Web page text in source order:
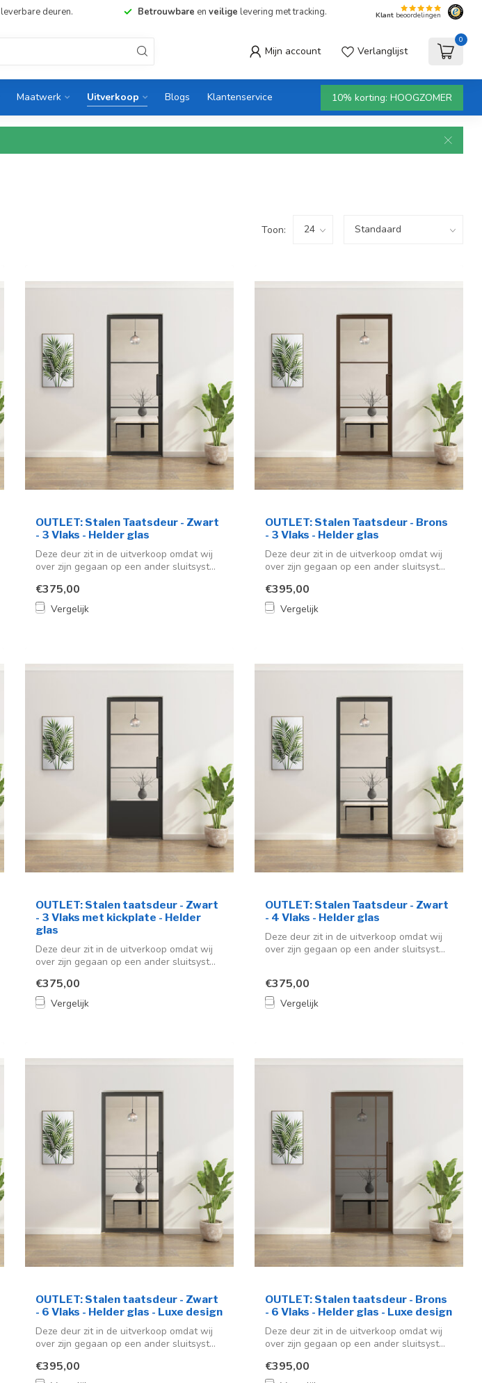
leverbare deuren. Betrouwbare en veilige levering met tracking. Klant beoordelingen
Mijn account Verlanglijst
0
Maatwerk Uitverkoop Blogs Klantenservice 10% korting: HOOGZOMER
Toon:
OUTLET: Stalen Taatsdeur - Zwart
- 3 Vlaks - Helder glas
Deze deur zit in de uitverkoop omdat wij
over zijn gegaan op een ander sluitsyst...
€375,00
Vergelijk
OUTLET: Stalen Taatsdeur - Brons
- 3 Vlaks - Helder glas
Deze deur zit in de uitverkoop omdat wij
over zijn gegaan op een ander sluitsyst...
€395,00
Vergelijk
OUTLET: Stalen taatsdeur - Zwart
- 3 Vlaks met kickplate - Helder
glas
Deze deur zit in de uitverkoop omdat wij
over zijn gegaan op een ander sluitsyst...
€375,00
Vergelijk
OUTLET: Stalen Taatsdeur - Zwart
- 4 Vlaks - Helder glas
Deze deur zit in de uitverkoop omdat wij
over zijn gegaan op een ander sluitsyst...
€375,00
Vergelijk
OUTLET: Stalen taatsdeur - Zwart
- 6 Vlaks - Helder glas - Luxe design
Deze deur zit in de uitverkoop omdat wij
over zijn gegaan op een ander sluitsyst...
€395,00
OUTLET: Stalen taatsdeur - Brons
- 6 Vlaks - Helder glas - Luxe design
Deze deur zit in de uitverkoop omdat wij
over zijn gegaan op een ander sluitsyst...
€395,00